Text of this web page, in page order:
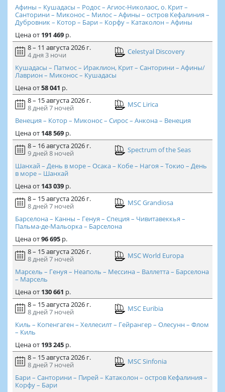
Афины – Кушадасы – Родос – Агиос-Николаос, о. Крит –
Санторини – Миконос – Милос – Афины – остров Кефалиния –
Дубровник – Котор – Бари – Корфу – Катаколон – Афины
Ценаот 191 469р.
8 – 11 августа 2026 г.
4 дня 3 ночи
Celestyal Discovery
Кушадасы – Патмос – Ираклион, Крит – Санторини – Афины/
Лаврион – Миконос – Кушадасы
Ценаот58 041 р.
8 – 15 августа 2026 г.
8 дней 7 ночей
MSC Lirica
Венеция – Котор – Миконос – Сирос – Анкона – Венеция
Ценаот 148 569р.
8 – 16 августа 2026 г.
9 дней 8 ночей
Spectrum of the Seas
Шанхай – День в море – Осака – Кобе – Нагоя – Токио – День
в море – Шанхай
Ценаот 143 039р.
8 – 15 августа 2026 г.
8 дней 7 ночей
MSC Grandiosa
Барселона – Канны – Генуя – Специя – Чивитавеккья –
Пальма-де-Мальорка – Барселона
Ценаот96 695р.
8 – 15 августа 2026 г.
8 дней 7 ночей
MSC World Europa
Марсель – Генуя – Неаполь – Мессина – Валлетта – Барселона
– Марсель
Ценаот 130 661 р.
8 – 15 августа 2026 г.
8 дней 7 ночей
MSC Euribia
Киль – Копенгаген – Хеллесилт – Гейрангер – Олесунн – Флом
– Киль
Ценаот 193 245р.
8 – 15 августа 2026 г.
8 дней 7 ночей
MSC Sinfonia
Бари – Санторини – Пирей – Катаколон – остров Кефалиния –
Корфу – Бари